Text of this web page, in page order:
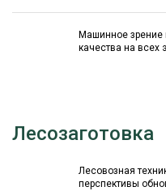
Машинное зрение
качества на всех
Лесозаготовка
Лесовозная
перспективы